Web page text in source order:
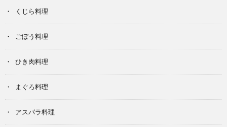
くじら料理
ごぼう料理
ひき肉料理
まぐろ料理
アスパラ料理